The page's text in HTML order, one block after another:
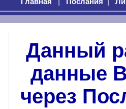
Данный
данные
через